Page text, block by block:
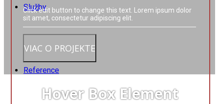
Služby
Reference
Click edit button to change this text. Lorem ipsum dolor
sit amet, consectetur adipiscing elit.
VIAC O PROJEKTE
Hover Box Element